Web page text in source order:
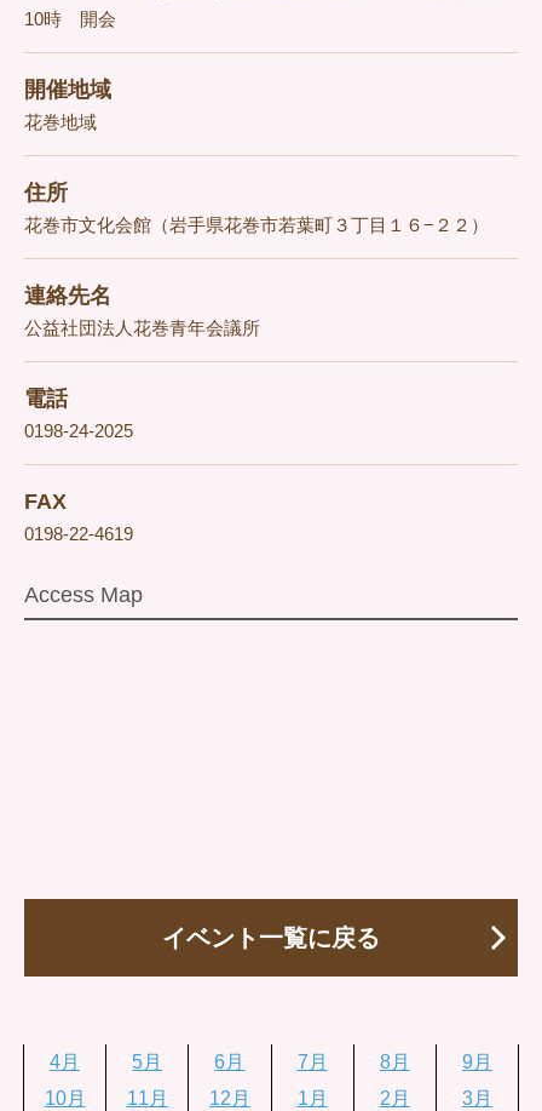
10時 開会
開催地域
花巻地域
住所
花巻市文化会館（岩手県花巻市若葉町３丁目１６−２２）
連絡先名
公益社団法人花巻青年会議所
電話
0198-24-2025
FAX
0198-22-4619
Access Map
イベント一覧に戻る
4月 5月 6月 7月 8月
9月
10月
11月 12月 1月 2月 3月